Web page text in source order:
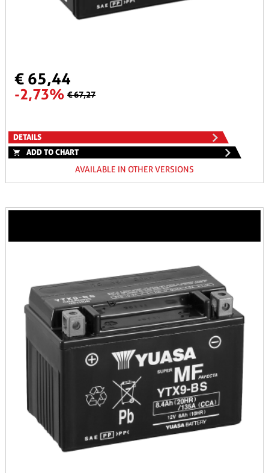
€ 65,44
-2,73% € 67,27
DETAILS
ADD TO CHART
AVAILABLE IN OTHER VERSIONS